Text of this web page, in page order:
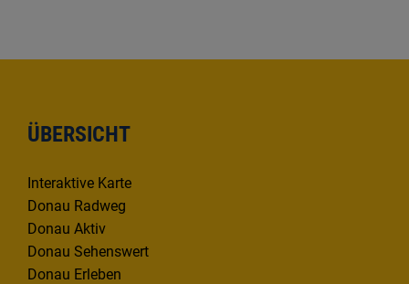
ÜBERSICHT
Interaktive Karte
Donau Radweg
Donau Aktiv
Donau Sehenswert
Donau Erleben